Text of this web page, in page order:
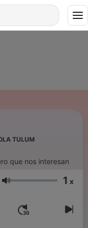
TULUM
que nos interesan
Volumen 1 x